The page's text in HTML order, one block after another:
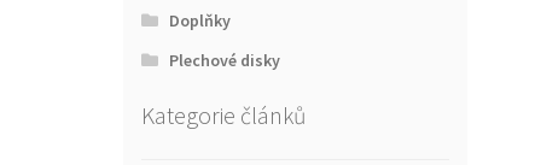
Doplňky
Plechové disky
Kategorie článků